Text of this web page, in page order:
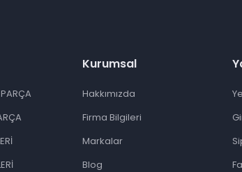
Kurumsal
Hakkımızda
Firma Bilgileri
Markalar
Blog